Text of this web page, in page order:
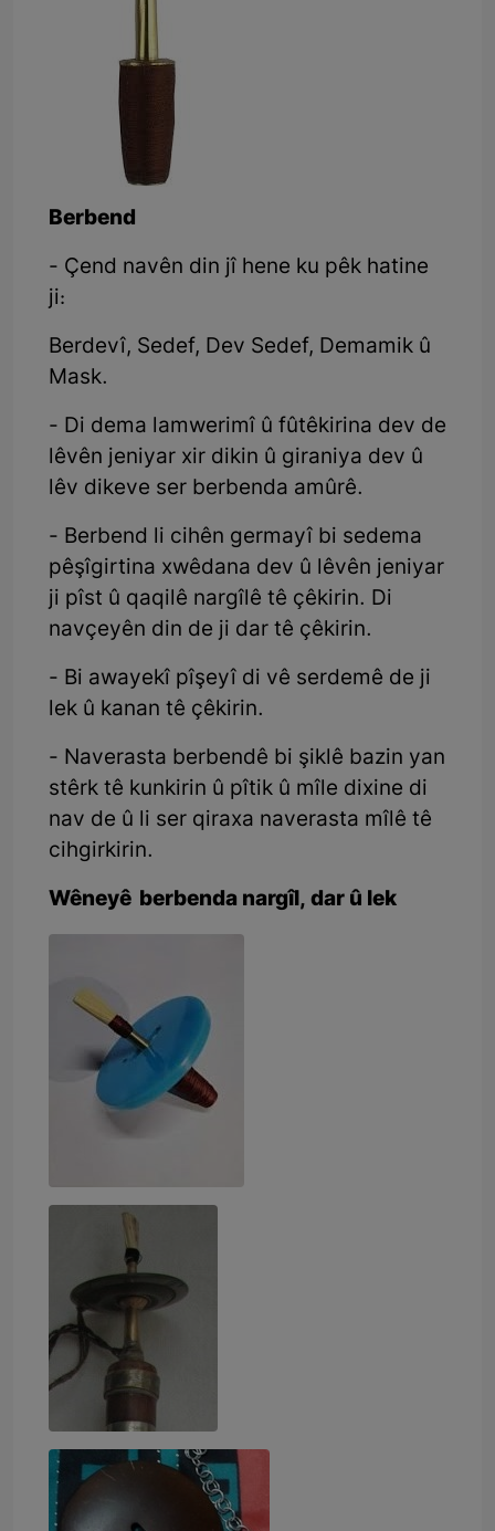
Berbend
- Çend navên din jî hene ku pêk hatine
ji:
Berdevî, Sedef, Dev Sedef, Demamik û
Mask.
- Di dema lamwerimî û fûtêkirina dev de
lêvên jeniyar xir dikin û giraniya dev û
lêv dikeve ser berbenda amûrê.
- Berbend li cihên germayî bi sedema
pêşîgirtina xwêdana dev û lêvên jeniyar
ji pîst û qaqilê nargîlê tê çêkirin. Di
navçeyên din de ji dar tê çêkirin.
- Bi awayekî pîşeyî di vê serdemê de ji
lek û kanan tê çêkirin.
- Naverasta berbendê bi şiklê bazin yan
stêrk tê kunkirin û pîtik û mîle dixine di
nav de û li ser qiraxa naverasta mîlê tê
cihgirkirin.
Wêneyê berbenda nargîl, dar û lek